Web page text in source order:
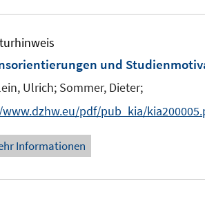
und
Ulrich; Sommer, Dieter;
pdf/pub_kia/
Informationen